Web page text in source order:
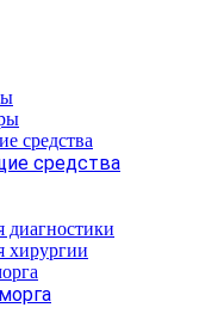
средства
хирургии